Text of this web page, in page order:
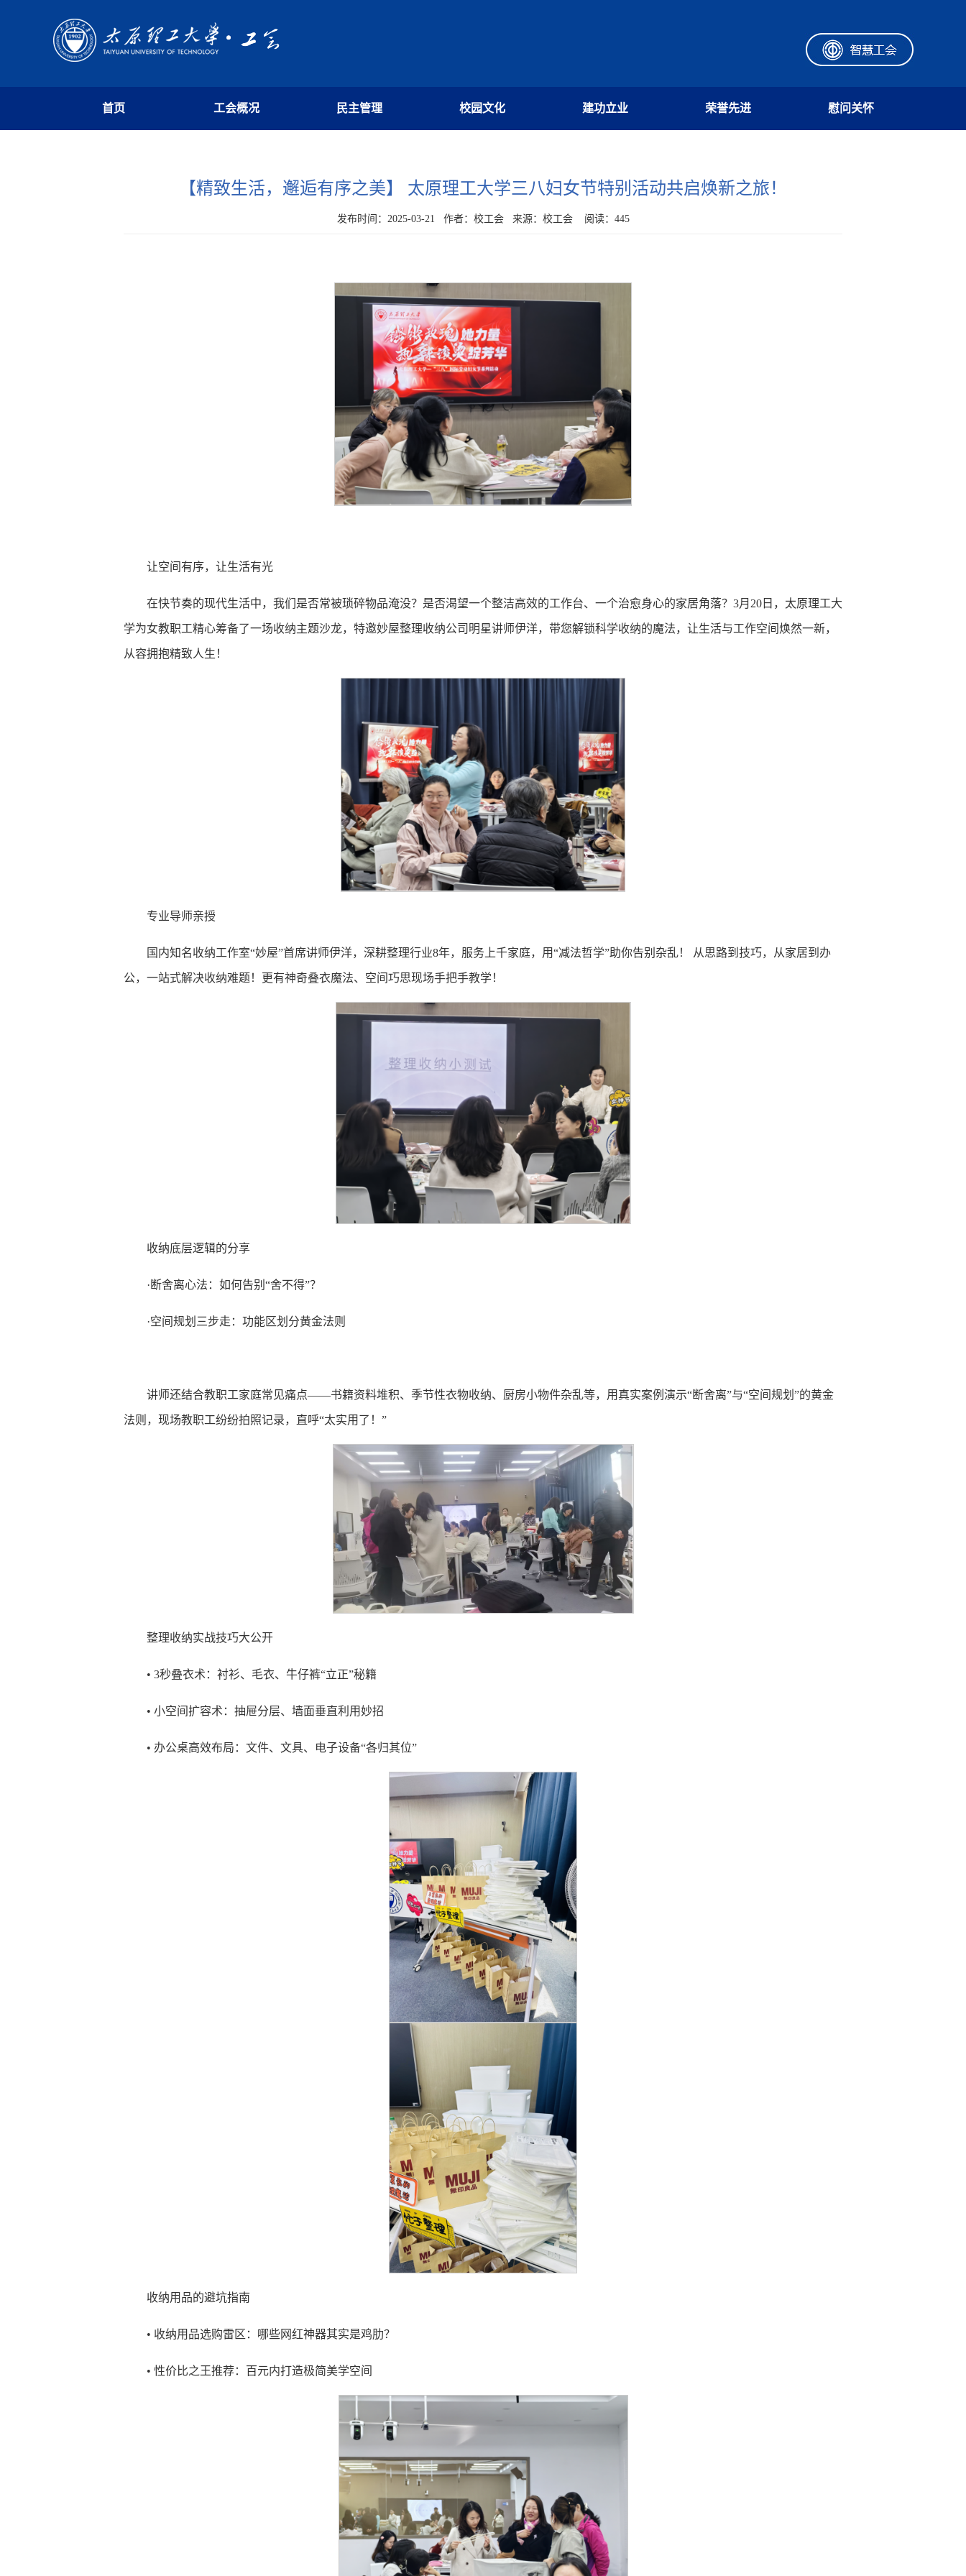
首页 工会概况 民主管理 校园文化 建功立业 荣誉先进 慰问关怀
【精致生活，邂逅有序之美】 太原理工大学三八妇女节特别活动共启焕新之旅！
发布时间：2025-03-21 作者：校工会 来源：校工会 阅读： 445
让空间有序，让生活有光
在快节奏的现代生活中，我们是否常被琐碎物品淹没？是否渴望一个整洁高效的工作台、一个治愈身心的家居角落？3月20日，太原理工大
学为女教职工精心筹备了一场收纳主题沙龙，特邀妙屋整理收纳公司明星讲师伊洋，带您解锁科学收纳的魔法，让生活与工作空间焕然一新，
从容拥抱精致人生！
专业导师亲授
国内知名收纳工作室“妙屋”首席讲师伊洋，深耕整理行业8年，服务上千家庭，用“减法哲学”助你告别杂乱！ 从思路到技巧，从家居到办
公，一站式解决收纳难题！更有神奇叠衣魔法、空间巧思现场手把手教学！
收纳底层逻辑的分享
·断舍离心法：如何告别“舍不得”？
·空间规划三步走：功能区划分黄金法则
讲师还结合教职工家庭常见痛点——书籍资料堆积、季节性衣物收纳、厨房小物件杂乱等，用真实案例演示“断舍离”与“空间规划”的黄金
法则，现场教职工纷纷拍照记录，直呼“太实用了！”
整理收纳实战技巧大公开
• 3秒叠衣术：衬衫、毛衣、牛仔裤“立正”秘籍
• 小空间扩容术：抽屉分层、墙面垂直利用妙招
• 办公桌高效布局：文件、文具、电子设备“各归其位”
收纳用品的避坑指南
• 收纳用品选购雷区：哪些网红神器其实是鸡肋？
• 性价比之王推荐：百元内打造极简美学空间